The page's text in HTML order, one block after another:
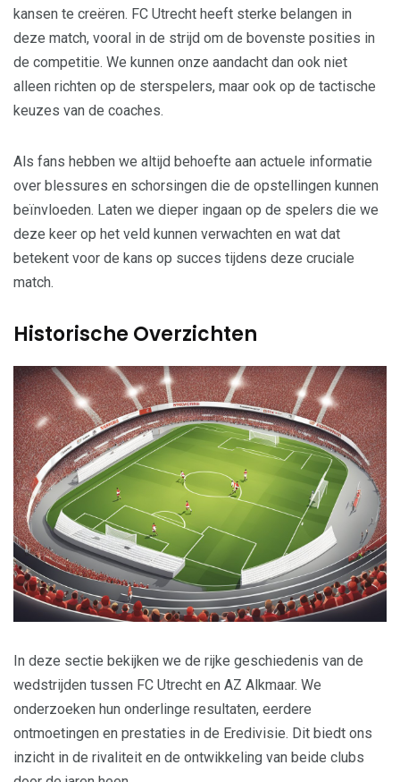
kansen te creëren. FC Utrecht heeft sterke belangen in
deze match, vooral in de strijd om de bovenste posities in
de competitie. We kunnen onze aandacht dan ook niet
alleen richten op de sterspelers, maar ook op de tactische
keuzes van de coaches.
Als fans hebben we altijd behoefte aan actuele informatie
over blessures en schorsingen die de opstellingen kunnen
beïnvloeden. Laten we dieper ingaan op de spelers die we
deze keer op het veld kunnen verwachten en wat dat
betekent voor de kans op succes tijdens deze cruciale
match.
Historische Overzichten
In deze sectie bekijken we de rijke geschiedenis van de
wedstrijden tussen FC Utrecht en AZ Alkmaar. We
onderzoeken hun onderlinge resultaten, eerdere
ontmoetingen en prestaties in de Eredivisie. Dit biedt ons
inzicht in de rivaliteit en de ontwikkeling van beide clubs